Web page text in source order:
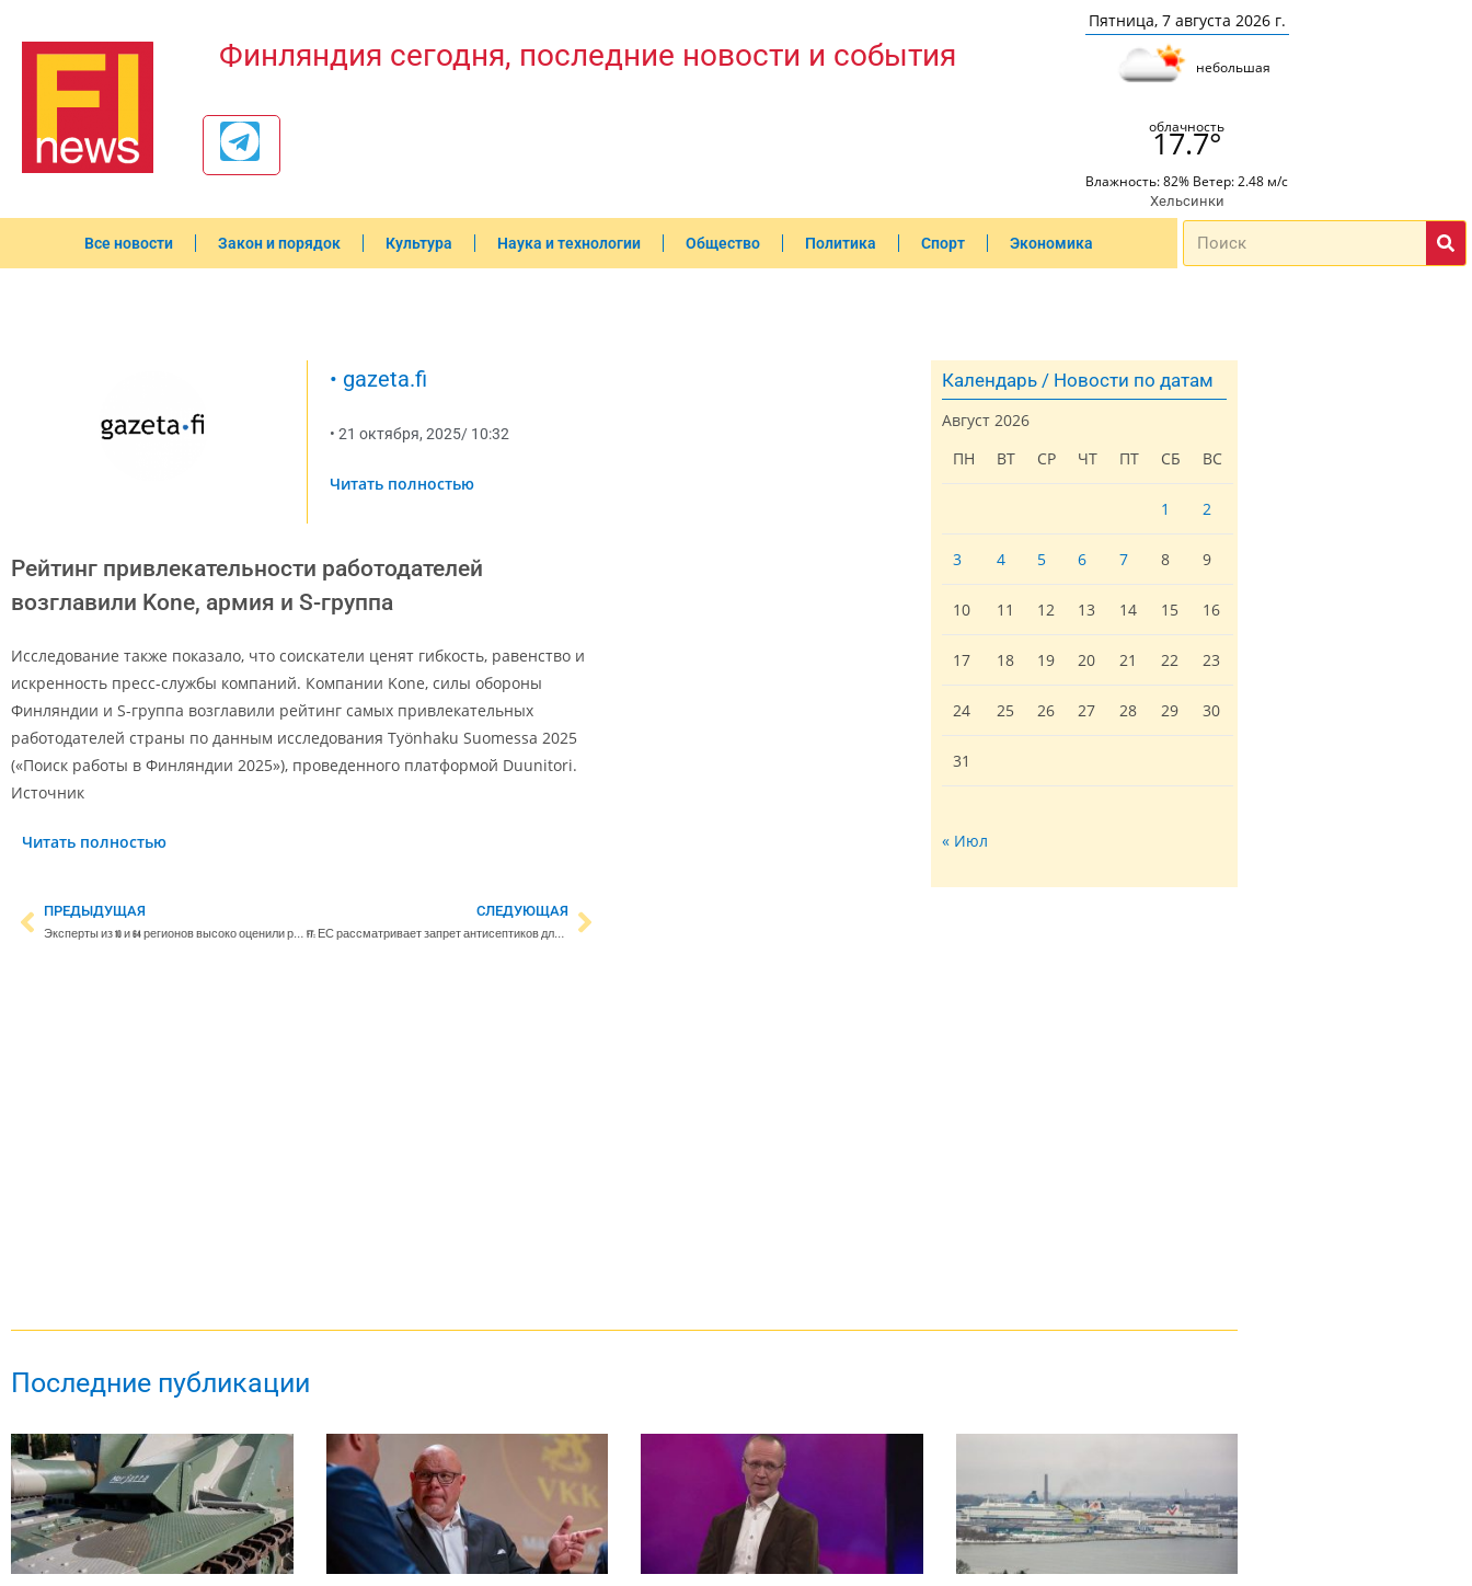
Финляндия сегодня, последние новости и события
Пятница, 7 августа 2026 г.
небольшая
облачность
17.7°
Влажность: 82% Ветер: 2.48 м/с
Хельсинки
Все новости Закон и порядок Культура Наука и технологии Общество Политика Спорт Экономика
• gazeta.fi
• 21 октября, 2025/ 10:32
Читать полностью
Рейтинг привлекательности работодателей
возглавили Kone, армия и S-группа
Исследование также показало, что соискатели ценят гибкость, равенство и
искренность пресс-службы компаний. Компании Kone, силы обороны
Финляндии и S-группа возглавили рейтинг самых привлекательных
работодателей страны по данным исследования Työnhaku Suomessa 2025
(«Поиск работы в Финляндии 2025»), проведенного платформой Duunitori.
Источник
Читать полностью
ПРЕДЫДУЩАЯ
Эксперты из 10 и 64 регионов высоко оценили работу по сохранению исторической памяти в Выборге
СЛЕДУЮЩАЯ
FT: ЕС рассматривает запрет антисептиков для рук
Календарь / Новости по датам
Август 2026
ПН
ВТ СР ЧТ ПТ СБ ВС
1 2
3 4 5 6 7 8 9
10 11 12 13 14 15 16
17 18 19 20 21 22 23
24 25 26 27 28 29 30
31
« Июл
Последние публикации